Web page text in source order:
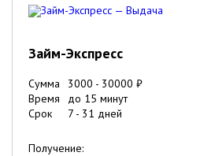
Займ-Экспресс
Сумма 3000 - 30000 ₽
Время
до 15 минут
Срок
7 - 31 дней
Получение: